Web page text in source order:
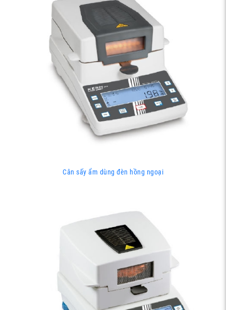
Cân sấy ẩm dùng đèn hồng ngoại